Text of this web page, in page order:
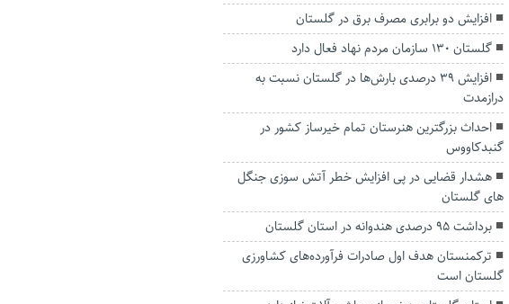
افزایش دو برابری مصرف برق در گلستان
گلستان ۱۳۰ سازمان مردم نهاد فعال دارد
افزایش ۳۹ درصدی بارش‌ها در گلستان نسبت به
درازمدت
احداث بزرگترین هنرستان تمام خیرساز کشور در
گنبدکاووس
هشدار قضایی در پی افزایش خطر آتش سوزی جنگل
های گلستان
برداشت ۹۵ درصدی هندوانه در استان گلستان
ترکمنستان هدف اول صادرات فرآورده‌های کشاورزی
گلستان است